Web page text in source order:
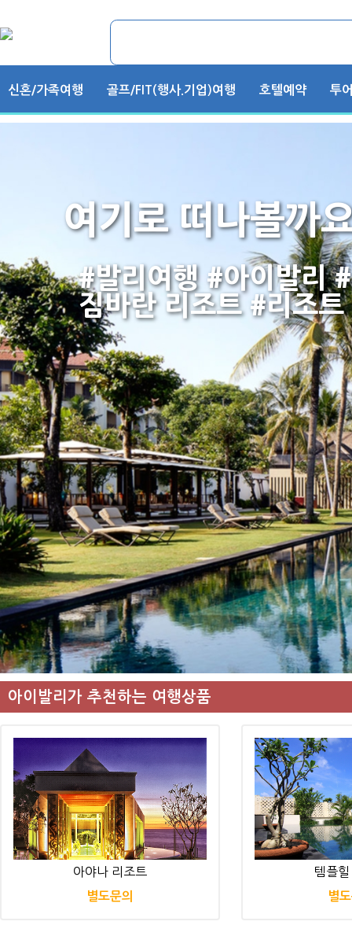
신혼/가족여행 골프/FIT(행사.기업)여행 호텔예약 투
여기로 떠나볼까
#발리여행 #아이발리
짐바란 리조트 #리조트
아이발리가 추천하는 여행상품
아야나 리조트
별도문의
템플
별